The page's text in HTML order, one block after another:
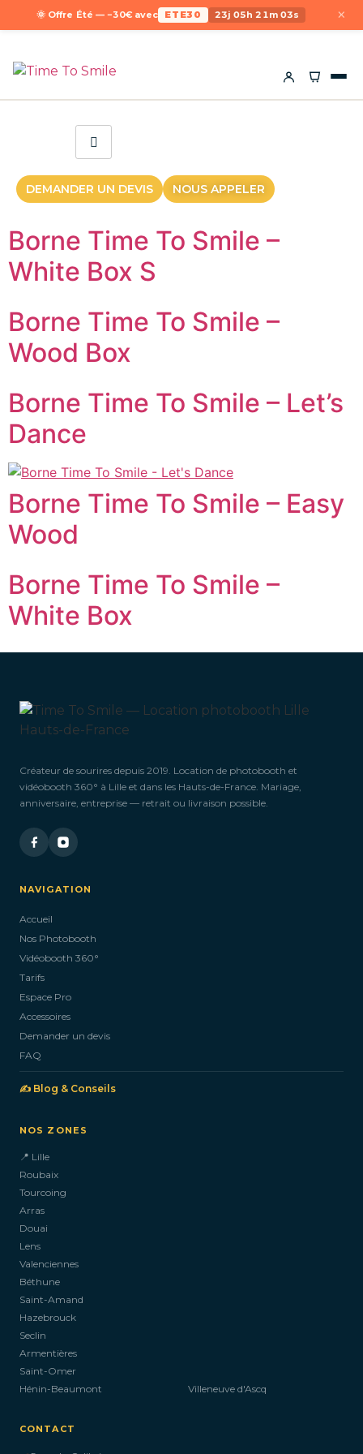
🌞 Offre Été — −30€ avec ETE30 23j 05h 21m 03s ×
DEMANDER UN DEVIS NOUS APPELER
Borne Time To Smile –
White Box S
Borne Time To Smile –
Wood Box
Borne Time To Smile – Let’s
Dance
Borne Time To Smile – Easy
Wood
Borne Time To Smile –
White Box
Créateur de sourires depuis 2019. Location de photobooth et
vidéobooth 360° à Lille et dans les Hauts-de-France. Mariage,
anniversaire, entreprise — retrait ou livraison possible.
NAVIGATION
Accueil
Nos Photobooth
Vidéobooth 360°
Tarifs
Espace Pro
Accessoires
Demander un devis
FAQ
✍️ Blog & Conseils
NOS ZONES
📍 Lille
Roubaix
Tourcoing
Arras
Douai
Lens
Valenciennes
Béthune
Saint-Amand
Hazebrouck
Seclin
Armentières
Saint-Omer
Hénin-Beaumont
Villeneuve d'Ascq
CONTACT